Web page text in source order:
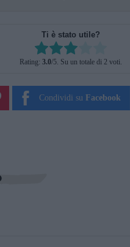
Ti è stato utile?
Rate this item:
SUBMIT RATING
Rating: 3.0/5. Su un totale di 2 voti.
Condividi su Facebook